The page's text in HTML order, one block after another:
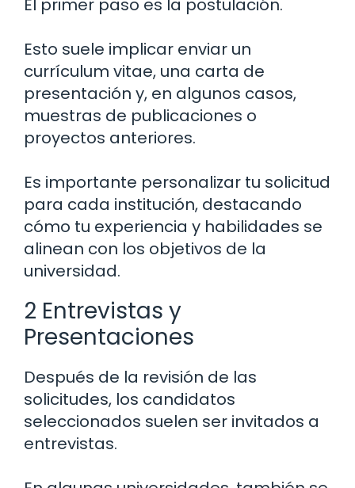
El primer paso es la postulación.
Esto suele implicar enviar un
currículum vitae, una carta de
presentación y, en algunos casos,
muestras de publicaciones o
proyectos anteriores.
Es importante personalizar tu solicitud
para cada institución, destacando
cómo tu experiencia y habilidades se
alinean con los objetivos de la
universidad.
2 Entrevistas y
Presentaciones
Después de la revisión de las
solicitudes, los candidatos
seleccionados suelen ser invitados a
entrevistas.